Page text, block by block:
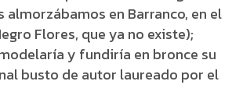
almorzábamos en Barranco, en el
Flores, que ya no existe);
y fundiría en bronce su
busto de autor laureado por el